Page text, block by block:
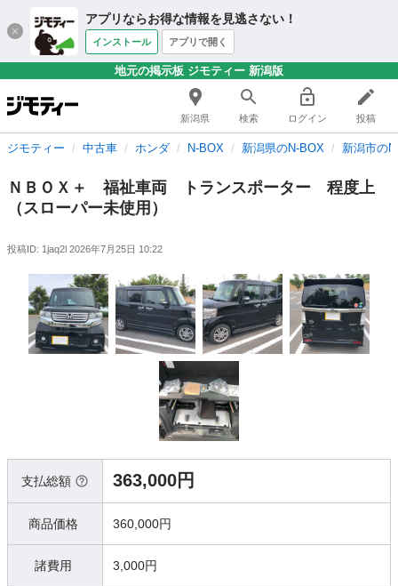
アプリならお得な情報を見逃さない！
インストール アプリで開く
地元の掲示板 ジモティー 新潟版
新潟県 検索 ログイン 投稿
ジモティー 中古車 ホンダ N-BOX 新潟県のN-BOX 新潟市の
ＮＢＯＸ＋ 福祉車両 トランスポーター 程度上
（スローパー未使用）
投稿ID: 1jaq2l 2026年7月25日 10:22
支払総額 363,000円
商品価格 360,000円
諸費用 3,000円